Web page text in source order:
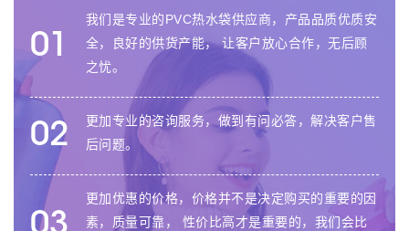
01
我们是专业的PVC热水袋供应商，产品品质优质安
全，良好的供货产能， 让客户放心合作，无后顾
之忧。
02
更加专业的咨询服务，做到有问必答，解决客户售
后问题。
更加优惠的价格，价格并不是决定购买的重要的因
素，质量可靠， 性价比高才是重要的，我们会比